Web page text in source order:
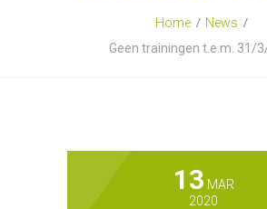
Home
News
Geen trainingen t.e.m. 31/
13 MAR
2020